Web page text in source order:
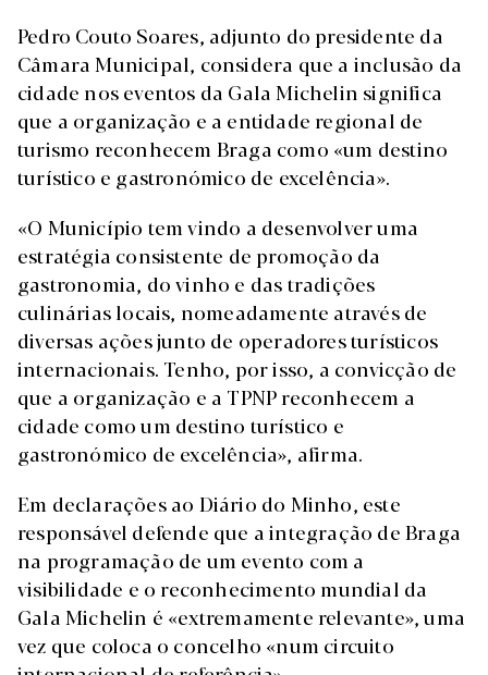
Pedro Couto Soares, adjunto do presidente da
Câmara Municipal, considera que a inclusão da
cidade nos eventos da Gala Michelin significa
que a organização e a entidade regional de
turismo reconhecem Braga como «um destino
turístico e gastronómico de excelência».
«O Município tem vindo a desenvolver uma
estratégia consistente de promoção da
gastronomia, do vinho e das tradições
culinárias locais, nomeadamente através de
diversas ações junto de operadores turísticos
internacionais. Tenho, por isso, a convicção de
que a organização e a TPNP reconhecem a
cidade como um destino turístico e
gastronómico de excelência», afirma.
Em declarações ao Diário do Minho, este
responsável defende que a integração de Braga
na programação de um evento com a
visibilidade e o reconhecimento mundial da
Gala Michelin é «extremamente relevante», uma
vez que coloca o concelho «num circuito